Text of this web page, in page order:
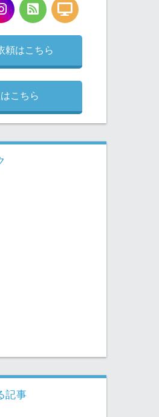
頼はこちら
こちら
記事